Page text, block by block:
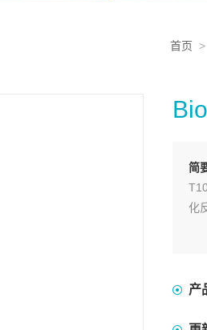
首页 >
简
化
产